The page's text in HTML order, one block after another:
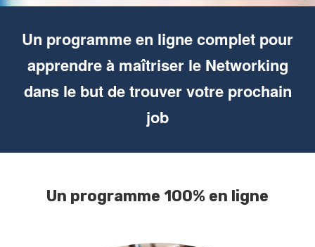
Un programme en ligne complet pour
apprendre à maîtriser le Networking
dans le but de trouver votre prochain
job
Un programme 100% en ligne